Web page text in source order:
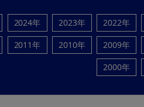
2024年 2023年 2022年
2011年 2010年 2009年
2000年